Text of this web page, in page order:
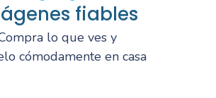
fiables
lo que ves y
cómodamente en casa